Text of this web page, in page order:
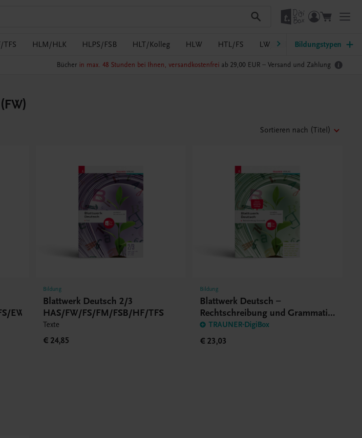
TFS HLM/HLK HLPS/FSB HLT/Kolleg HLW HTL/FS LW/LWBF MS/ASO
Bildungstypen
Bücher in max. 48 Stunden bei Ihnen, versandkostenfrei ab 29,00 EUR – Versand und Zahlung
Sortieren nach (Titel)
EWF/ZWF
Bildung
Blattwerk Deutsch 2/3
HAS/FW/FS/FM/FSB/HF/TFS
Texte
€ 24,85
Bildung
Blattwerk Deutsch –
Rechtschreibung und Grammatik
BHS/BMS
TRAUNER-DigiBox
€ 23,03